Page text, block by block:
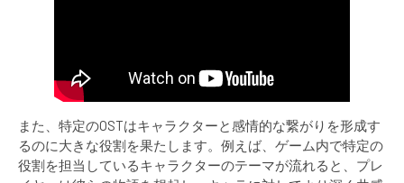
また、特定のOSTはキャラクターと感情的な繋がりを形成す
るのに大きな役割を果たします。例えば、ゲーム内で特定の
役割を担当しているキャラクターのテーマが流れると、プレ